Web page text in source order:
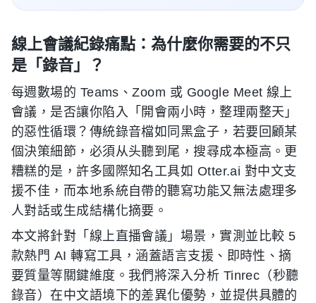
線上會議紀錄痛點：為什麼你需要的不只
是「錄音」？
每週數場的 Teams、Zoom 或 Google Meet 線上
會議，是否讓你陷入「開會兩小時，整理兩整天」
的惡性循環？傳統錄音檔如同黑盒子，若要回顧某
個決策細節，必須从头聽到尾，搜尋成本極高。更
糟糕的是，許多國際知名工具如 Otter.ai 對中文支
援不佳，而本地系統自帶的聽寫功能又無法處理多
人對話或生成結構化摘要。
本文將針對「線上直播會議」場景，實測並比較 5
款熱門 AI 轉寫工具，涵蓋語言支援、即時性、摘
要質量等關鍵維度。我們將深入分析 Tinrec（秒聽
錄音）在中文語境下的差異化優勢，並提供具體的